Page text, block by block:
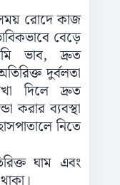
সময় রোদে কাজ
বেড়ে
ভাব, দ্রুত
দুর্বলতা
দিলে দ্রুত
করার ব্যবস্থা
নিতে
ঘাম এবং